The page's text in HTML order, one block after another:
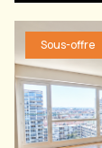
Sous-offre